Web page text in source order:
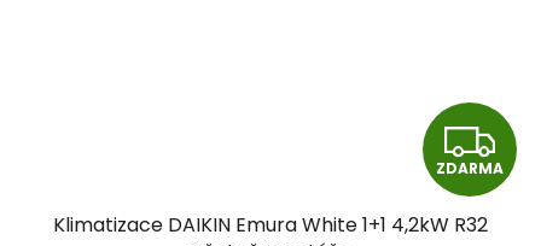
Z
D
ZDARMA
Klimatizace DAIKIN Emura White 1+1 4,2kW R32